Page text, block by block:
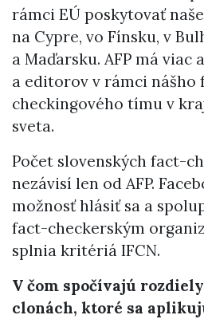
rámci EÚ poskytovať
na Cypre, vo Fínsku, v
a Maďarsku. AFP má viac
a editorov v rámci nášho
checkingového tímu v
sveta.
Počet slovenských fact-
nezávisí len od AFP.
možnosť hlásiť sa a
fact-checkerským
splnia kritériá IFCN.
V čom spočívajú
clonách, ktoré sa